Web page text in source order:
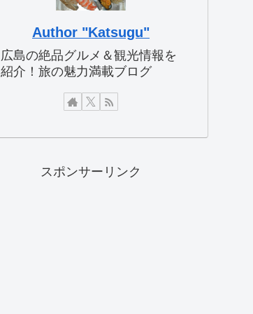
Author "Katsugu"
広島の絶品グルメ＆観光情報を
紹介！旅の魅力満載ブログ
スポンサーリンク